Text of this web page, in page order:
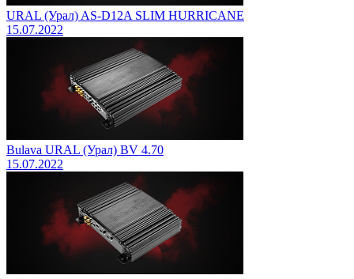
URAL (Урал) AS-D12A SLIM HURRICANE
15.07.2022
Bulava URAL (Урал) BV 4.70
15.07.2022